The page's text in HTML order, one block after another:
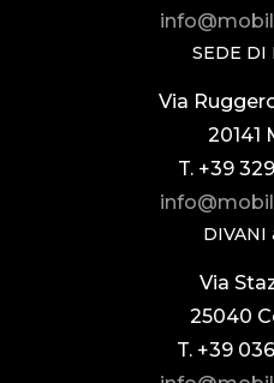
SEDE DI
Via
20141
T. +39
DIVANI
Via
25040
T. +39